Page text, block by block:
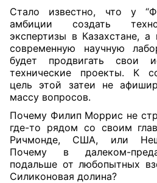
Стало известно, что у
амбиции создать
экспертизы в Казахстане,
современную научную
будет продвигать свои
технические проекты. К
цель этой затеи не
массу вопросов.
Почему Филип Моррис не
где-то рядом со своим
Ричмонде, США, или
Почему в далеком-
подальше от любопытных
Силиконовая долина?